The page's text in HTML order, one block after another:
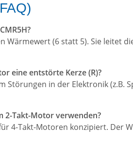
Wärmewert (6 statt 5). Sie leitet
eine entstörte Kerze (R)?
Störungen in der Elektronik (z.B.
2-Takt-Motor verwenden?
4-Takt-Motoren konzipiert. Der